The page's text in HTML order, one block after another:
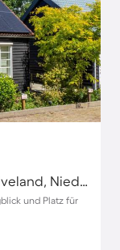
Brouwershaven, Schouwen-Duiveland, Niederlande
und Platz für